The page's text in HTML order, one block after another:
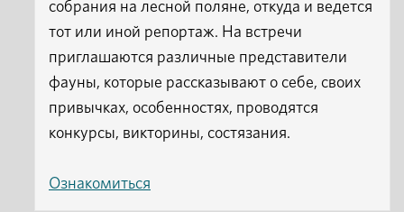
собрания на лесной поляне, откуда и ведется
тот или иной репортаж. На встречи
приглашаются различные представители
фауны, которые рассказывают о себе, своих
привычках, особенностях, проводятся
конкурсы, викторины, состязания.
Ознакомиться